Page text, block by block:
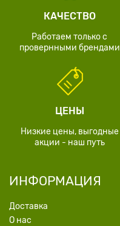
КАЧЕСТВО
Работаем только с
провернными брендами
ЦЕНЫ
Низкие цены, выгодные
акции - наш путь
ИНФОРМАЦИЯ
Доставка
О нас